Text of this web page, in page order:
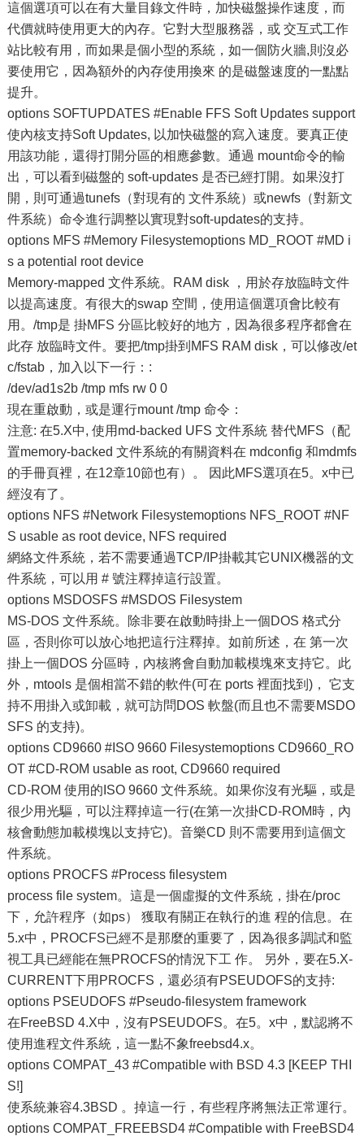
這個選項可以在有大量目錄文件時，加快磁盤操作速度，而
代價就時使用更大的內存。它對大型服務器，或 交互式工作
站比較有用，而如果是個小型的系統，如一個防火牆,則沒必
要使用它，因為額外的內存使用換來 的是磁盤速度的一點點
提升。
options SOFTUPDATES #Enable FFS Soft Updates support
使內核支持Soft Updates, 以加快磁盤的寫入速度。要真正使
用該功能，還得打開分區的相應參數。通過 mount命令的輸
出，可以看到磁盤的 soft-updates 是否已經打開。如果沒打
開，則可通過tunefs（對現有的 文件系統）或newfs（對新文
件系統）命令進行調整以實現對soft-updates的支持。
options MFS #Memory Filesystemoptions MD_ROOT #MD i
s a potential root device
Memory-mapped 文件系統。RAM disk ，用於存放臨時文件
以提高速度。有很大的swap 空間，使用這個選項會比較有
用。/tmp是 掛MFS 分區比較好的地方，因為很多程序都會在
此存 放臨時文件。要把/tmp掛到MFS RAM disk，可以修改/et
c/fstab，加入以下一行：:
/dev/ad1s2b /tmp mfs rw 0 0
現在重啟動，或是運行mount /tmp 命令：
注意: 在5.X中, 使用md-backed UFS 文件系統 替代MFS（配
置memory-backed 文件系統的有關資料在 mdconfig 和mdmfs
的手冊頁裡，在12章10節也有）。 因此MFS選項在5。x中已
經沒有了。
options NFS #Network Filesystemoptions NFS_ROOT #NF
S usable as root device, NFS required
網絡文件系統，若不需要通過TCP/IP掛載其它UNIX機器的文
件系統，可以用 # 號注釋掉這行設置。
options MSDOSFS #MSDOS Filesystem
MS-DOS 文件系統。除非要在啟動時掛上一個DOS 格式分
區，否則你可以放心地把這行注釋掉。如前所述，在 第一次
掛上一個DOS 分區時，內核將會自動加載模塊來支持它。此
外，mtools 是個相當不錯的軟件(可在 ports 裡面找到)， 它支
持不用掛入或卸載，就可訪問DOS 軟盤(而且也不需要MSDO
SFS 的支持)。
options CD9660 #ISO 9660 Filesystemoptions CD9660_RO
OT #CD-ROM usable as root, CD9660 required
CD-ROM 使用的ISO 9660 文件系統。如果你沒有光驅，或是
很少用光驅，可以注釋掉這一行(在第一次掛CD-ROM時，內
核會動態加載模塊以支持它)。音樂CD 則不需要用到這個文
件系統。
options PROCFS #Process filesystem
process file system。這是一個虛擬的文件系統，掛在/proc
下，允許程序（如ps） 獲取有關正在執行的進 程的信息。在
5.x中，PROCFS已經不是那麼的重要了，因為很多調試和監
視工具已經能在無PROCFS的情況下工 作。 另外，要在5.X-
CURRENT下用PROCFS，還必須有PSEUDOFS的支持:
options PSEUDOFS #Pseudo-filesystem framework
在FreeBSD 4.X中，沒有PSEUDOFS。在5。x中，默認將不
使用進程文件系統，這一點不象freebsd4.x。
options COMPAT_43 #Compatible with BSD 4.3 [KEEP THI
S!]
使系統兼容4.3BSD 。掉這一行，有些程序將無法正常運行。
options COMPAT_FREEBSD4 #Compatible with FreeBSD4